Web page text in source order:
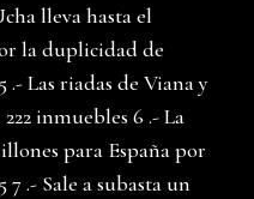
lleva hasta el
la duplicidad de
.- Las riadas de Viana y
inmuebles 6 .- La
para España por
7 .- Sale a subasta un